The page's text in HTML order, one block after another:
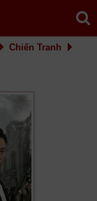
Chiến Tranh